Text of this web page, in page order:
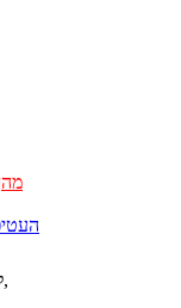
,